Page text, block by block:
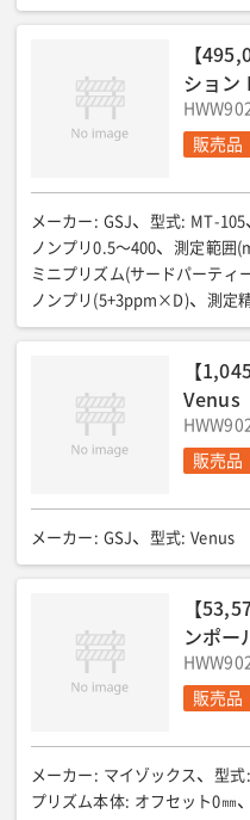
W181×D173×H318
重量(kg)
【
ション
販売品
メーカー : GSJ 型式: MT-105
ノンプリ0.5〜400
測定範囲
ミニプリズム(サードパーティ
ノンプリ(5+3ppm×D)
測定
ミニプリズムサードパーティ
正反両
防塵・防水性能
保護等級
専用ニッケル水素充電池(2ヶ
寸法(mm): W210×D190×H350
【
Venus
販売品
メーカー : GSJ 型式: Venus
【
ンポー
販売品
メーカー : マイゾックス 型式:
プリズム本体: オフセット0㎜